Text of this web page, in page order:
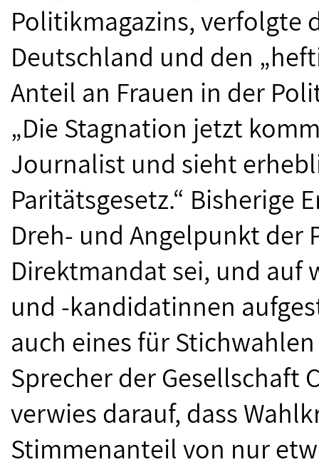
Politikmagazins, verfolgte
Deutschland und den
Anteil an Frauen in der
„Die Stagnation jetzt
Journalist und sieht
Paritätsgesetz.“ Bisherige
Dreh- und Angelpunkt der
Direktmandat sei, und auf
und -kandidatinnen
auch eines für
Sprecher der Gesellschaft
verwies darauf, dass
Stimmenanteil von nur